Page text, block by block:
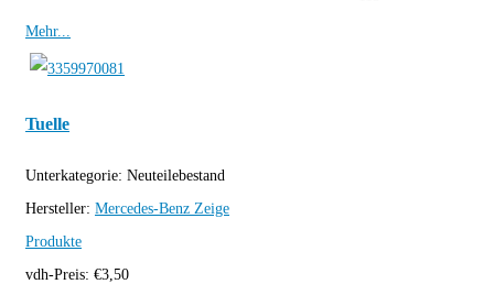
Mehr...
Tuelle
Unterkategorie: Neuteilebestand
Hersteller: Mercedes-Benz Zeige
Produkte
vdh-Preis: €3,50